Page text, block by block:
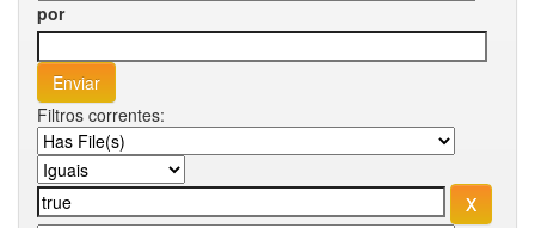
por
Filtros correntes: